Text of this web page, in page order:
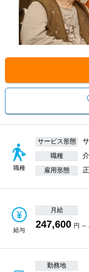
職種
サービス形態
職種
雇用形態
給与
月給
247,600 円 ～
勤務地